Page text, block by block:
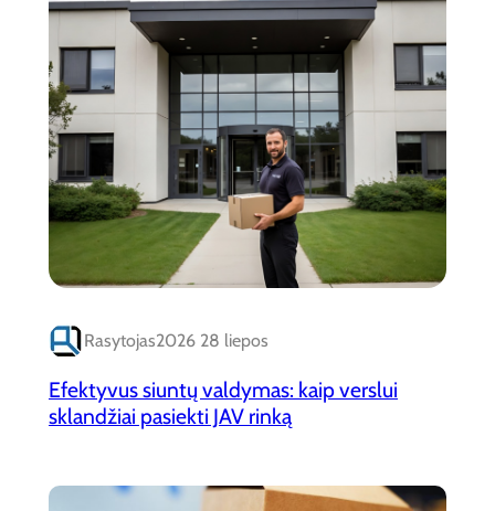
Rasytojas2026 28 liepos
Efektyvus siuntų valdymas: kaip verslui
sklandžiai pasiekti JAV rinką